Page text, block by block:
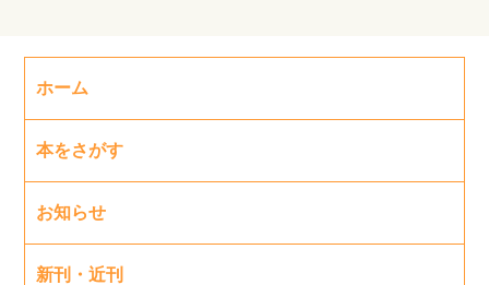
ホーム
本をさがす
お知らせ
新刊・近刊